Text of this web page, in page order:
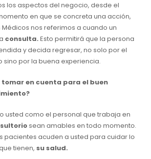
los aspectos del negocio, desde el
en que se concreta una acción,
nos referimos a cuando un
consulta. Esto permitirá que la persona
y decida regresar, no solo por el
sino por la buena experiencia.
tomar en cuenta para el buen
usted como el personal que trabaja en
sean amables en todo momento.
pacientes acuden a usted para cuidar lo
tienen, su salud.